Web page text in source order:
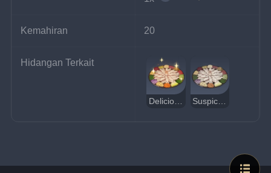
Kemahiran 20
Hidangan Terkait